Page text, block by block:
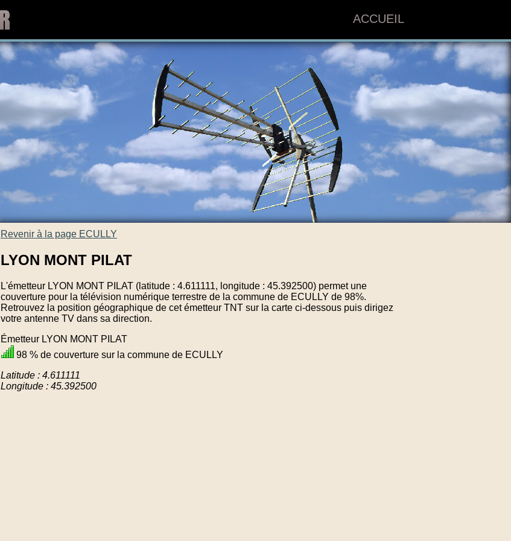
ACCUEIL
Revenir à la page ECULLY
LYON MONT PILAT
L'émetteur LYON MONT PILAT (latitude : 4.611111, longitude : 45.392500) permet une
couverture pour la télévision numérique terrestre de la commune de ECULLY de 98%.
Retrouvez la position géographique de cet émetteur TNT sur la carte ci-dessous puis dirigez
votre antenne TV dans sa direction.
Émetteur LYON MONT PILAT
98 % de couverture sur la commune de ECULLY
Latitude : 4.611111
Longitude : 45.392500